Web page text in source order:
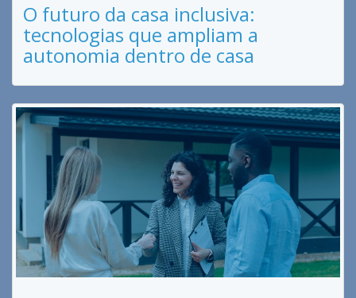
O futuro da casa inclusiva:
tecnologias que ampliam a
autonomia dentro de casa